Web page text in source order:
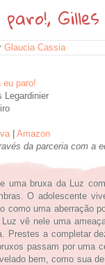
Glaucia Cassia
eu paro!
Legardinier
Amazon
da parceria com a
uma bruxa da Luz
O adolescente
como uma aberração
vê nele uma
Prestes a completar
passam por uma
bem, como sua